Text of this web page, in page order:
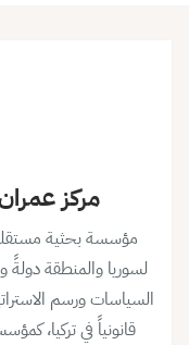
مركز
مؤسسة بحثية مستقلة
لسوريا والمنطقة دولةً
السياسات ورسم
قانونياً في تركيا،